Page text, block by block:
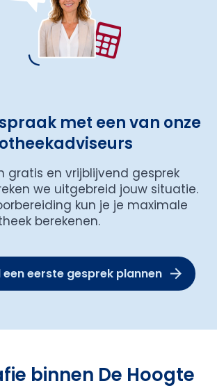
met een van onze
gratis en vrijblijvend gesprek
we uitgebreid jouw situatie.
kun je je maximale
berekenen.
eerste gesprek plannen
binnen De Hoogte